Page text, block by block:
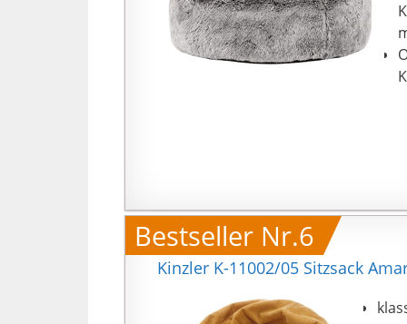
Bestseller Nr.6
Kinzler K-11002/05 Sitzsack